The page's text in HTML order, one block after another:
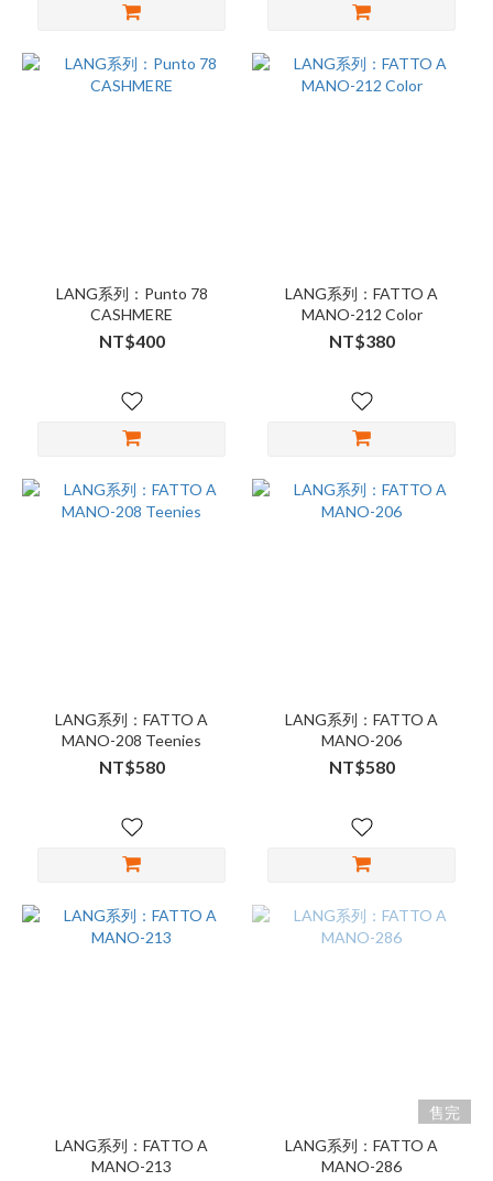
LANG系列：Punto 78
CASHMERE
NT$400
LANG系列：FATTO A
MANO-212 Color
NT$380
LANG系列：FATTO A
MANO-208 Teenies
NT$580
LANG系列：FATTO A
MANO-206
NT$580
LANG系列：FATTO A
MANO-213
售完
LANG系列：FATTO A
MANO-286